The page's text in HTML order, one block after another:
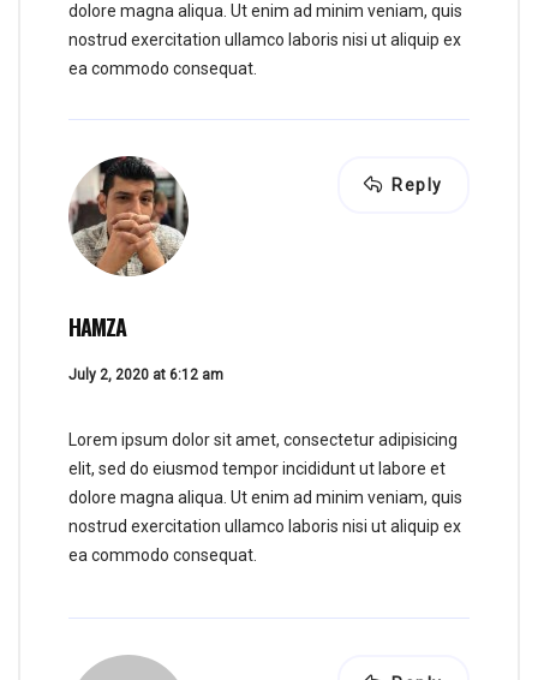
dolore magna aliqua. Ut enim ad minim veniam, quis
nostrud exercitation ullamco laboris nisi ut aliquip ex
ea commodo consequat.
HAMZA
July 2, 2020 at 6:12 am
Lorem ipsum dolor sit amet, consectetur adipisicing
elit, sed do eiusmod tempor incididunt ut labore et
dolore magna aliqua. Ut enim ad minim veniam, quis
nostrud exercitation ullamco laboris nisi ut aliquip ex
ea commodo consequat.
Reply